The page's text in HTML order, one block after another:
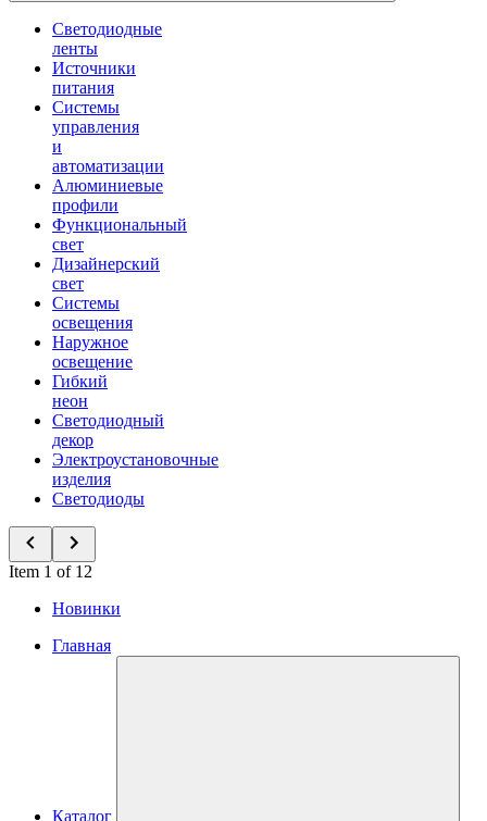
Светодиодные
ленты
Источники
питания
Системы
управления
и
автоматизации
Алюминиевые
профили
Функциональный
свет
Дизайнерский
свет
Системы
освещения
Наружное
освещение
Гибкий
неон
Светодиодный
декор
Электроустановочные
изделия
Светодиоды
Item 1 of 12
Новинки
Главная
Каталог